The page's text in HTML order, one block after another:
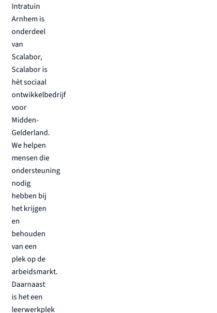
Intratuin
Arnhem is
onderdeel
van
Scalabor,
Scalabor is
hèt sociaal
ontwikkelbedrijf
voor
Midden-
Gelderland.
We helpen
mensen die
ondersteuning
nodig
hebben bij
het krijgen
en
behouden
van een
plek op de
arbeidsmarkt.
Daarnaast
is het een
leerwerkplek